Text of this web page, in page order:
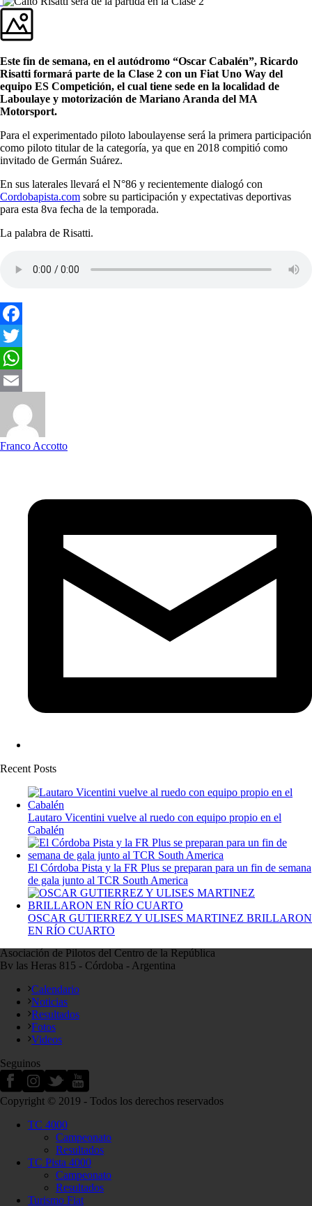
Este fin de semana, en el autódromo “Oscar Cabalén”, Ricardo
Risatti formará parte de la Clase 2 con un Fiat Uno Way del
equipo ES Competición, el cual tiene sede en la localidad de
Laboulaye y motorización de Mariano Aranda del MA
Motorsport.
Para el experimentado piloto laboulayense será la primera participación
como piloto titular de la categoría, ya que en 2018 compitió como
invitado de Germán Suárez.
En sus laterales llevará el N°86 y recientemente dialogó con
Cordobapista.com sobre su participación y expectativas deportivas
para esta 8va fecha de la temporada.
La palabra de Risatti.
Facebook
Twitter
WhatsApp
Email
Franco Accotto
Recent Posts
Lautaro Vicentini vuelve al ruedo con equipo propio en el
Cabalén
El Córdoba Pista y la FR Plus se preparan para un fin de semana
de gala junto al TCR South America
OSCAR GUTIERREZ Y ULISES MARTINEZ BRILLARON
EN RÍO CUARTO
Asociación de Pilotos del Centro de la República
Bv las Heras 815 - Córdoba - Argentina
Calendario
Noticias
Resultados
Fotos
Videos
Seguinos
Copyright © 2019 - Todos los derechos reservados
TC 4000
Campeonato
Resultados
TC Pista 4000
Campeonato
Resultados
Turismo Fiat